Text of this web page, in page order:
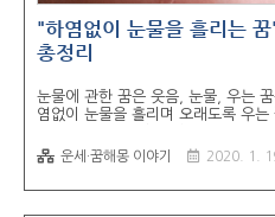
"하염없이 눈물을 흘리는
총정리
눈물에 관한 꿈은 웃음, 눈물, 우는
염없이 눈물을 흘리며 오래도록 우
업, 일거리, 소망, 희망, 진실, 예언,
보, 감정 등을 상징한다. 어려움 속에
질질 짜는 꿈* 어떤 일에 힘든 고비
운세·꿈해몽 이야기 2020. 1.